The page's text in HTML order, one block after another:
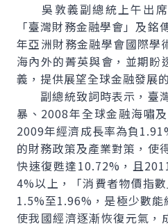
吳敦義副總統上午出席
「臺灣財務金融學會」及
年亞洲財務金融學會國際學
海內外的菁英與會，並期盼
義，提供展望全球金融發展
副總統致詞時表示，臺
暴、2008年全球金融海嘯
2009年經濟成長率為負
的財務政策及產業對策，使
快速復甦達10.72%，且
4%以上，「消費者物價指
1.5%至1.96%，是極少數能
使我國經濟逐漸恢復元氣，